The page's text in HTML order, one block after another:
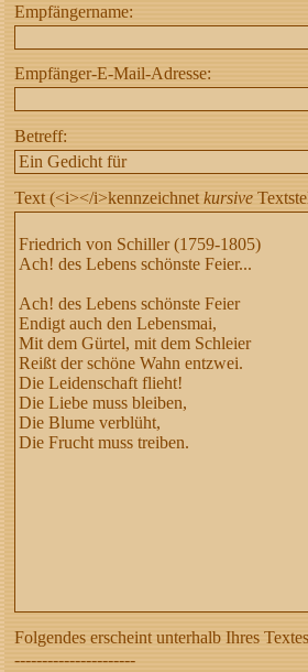
Empfängername:
Empfänger-E-Mail-Adresse:
Betreff:
Text (<i></i>kennzeichnetkursive
Folgendes erscheint unterhalb Ihres
----------------------